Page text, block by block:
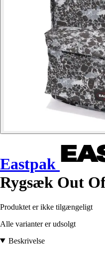
Eastpak
Rygsæk Out
Produktet er ikke tilgængeligt
Alle varianter er udsolgt
Beskrivelse